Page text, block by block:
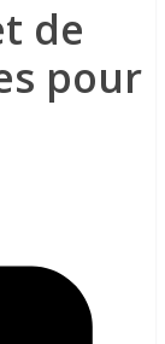
de
pour